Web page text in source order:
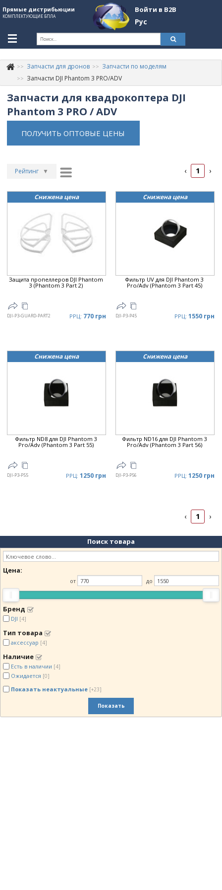
Прямые дистрибьюции
КОМПЛЕКТУЮЩИЕ БПЛА
Войти в B2B
Рус
+380507774092
Информация о компании
About Company
Обзоры
Бренды
Войти в B2B
Запчасти для дронов
Запчасти по моделям
Запчасти DJI Phantom 3 PRO/ADV
Запчасти для квадрокоптера DJI
Phantom 3 PRO / ADV
ПОЛУЧИТЬ ОПТОВЫЕ ЦЕНЫ
Рейтинг ▼
Дата ▲
▼
Цена ▲
Цена ▼
‹ 1 ›
Снижена цена
Защита пропеллеров DJI Phantom
3 (Phantom 3 Part 2)
DJI-P3-GUARD-PART2 РРЦ: 770 грн
Снижена цена
Фильтр UV для DJI Phantom 3
Pro/Adv (Phantom 3 Part 45)
DJI-P3-P45 РРЦ: 1550 грн
Снижена цена
Фильтр ND8 для DJI Phantom 3
Pro/Adv (Phantom 3 Part 55)
DJI-P3-P55 РРЦ: 1250 грн
Снижена цена
Фильтр ND16 для DJI Phantom 3
Pro/Adv (Phantom 3 Part 56)
DJI-P3-P56 РРЦ: 1250 грн
‹ 1 ›
Поиск товара
Цена:
от до
Бренд
DJI [4]
Тип товара
аксессуар [4]
Наличие
Есть в наличии [4]
Ожидается [0]
Показать неактуальные [+23]
Показать